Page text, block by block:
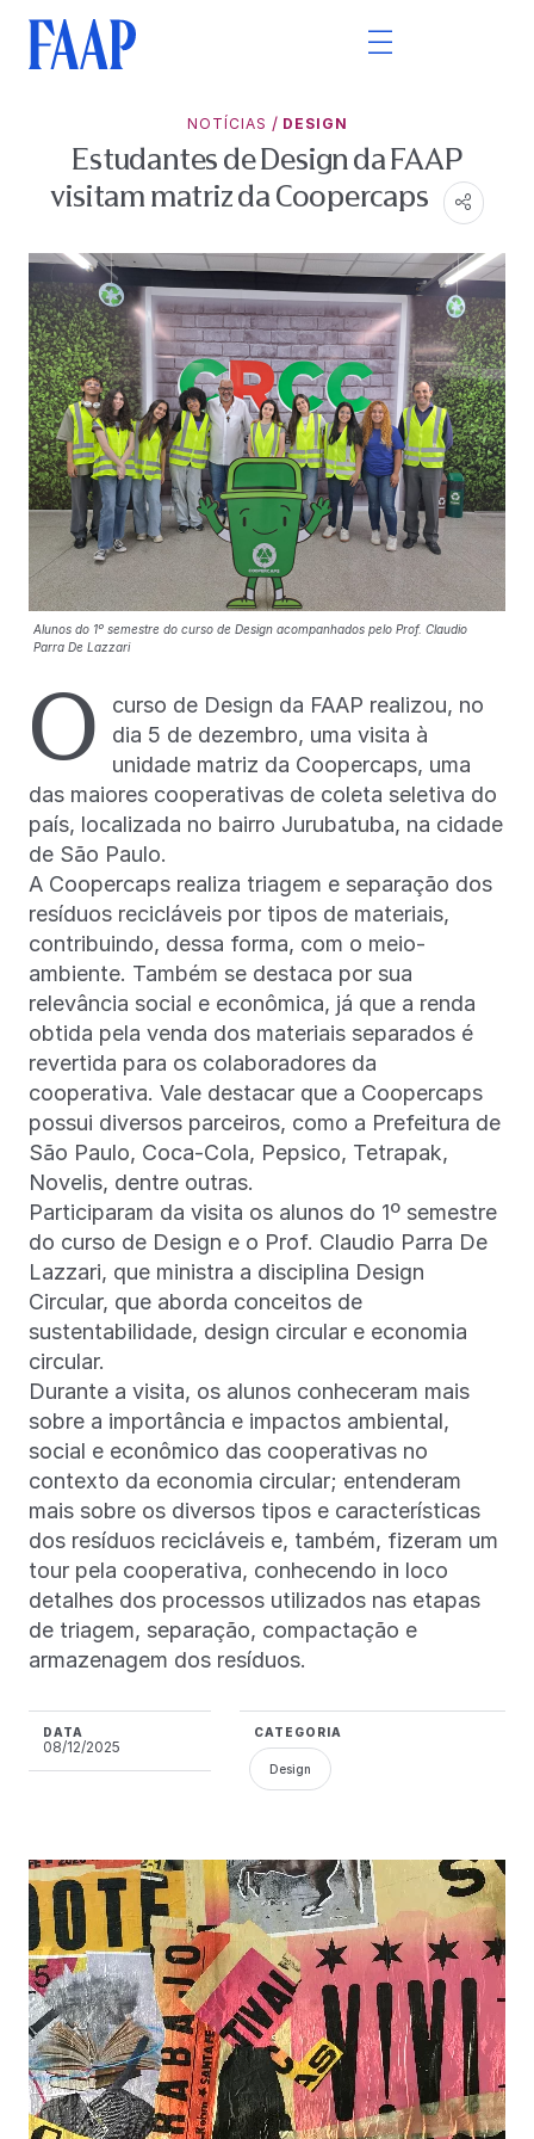
NOTÍCIAS / DESIGN
Estudantes de Design da FAAP
visitam matriz da Coopercaps
Alunos do 1⁠º semestre do curso de Design acompanhados pelo Prof. Claudio
Parra De Lazzari
O
curso de Design da FAAP realizou, no
dia 5 de dezembro, uma visita à
unidade matriz da Coopercaps, uma
das maiores cooperativas de coleta seletiva do
país, localizada no bairro Jurubatuba, na cidade
de São Paulo.
A Coopercaps realiza triagem e separação dos
resíduos recicláveis por tipos de materiais,
contribuindo, dessa forma, com o meio-
ambiente. Também se destaca por sua
relevância social e econômica, já que a renda
obtida pela venda dos materiais separados é
revertida para os colaboradores da
cooperativa. Vale destacar que a Coopercaps
possui diversos parceiros, como a Prefeitura de
São Paulo, Coca-Cola, Pepsico, Tetrapak,
Novelis, dentre outras.
Participaram da visita os alunos do 1⁠º semestre
do curso de Design e o Prof. Claudio Parra De
Lazzari, que ministra a disciplina Design
Circular, que aborda conceitos de
sustentabilidade, design circular e economia
circular.
Durante a visita, os alunos conheceram mais
sobre a importância e impactos ambiental,
social e econômico das cooperativas no
contexto da economia circular; entenderam
mais sobre os diversos tipos e características
dos resíduos recicláveis e, também, fizeram um
tour pela cooperativa, conhecendo in loco
detalhes dos processos utilizados nas etapas
de triagem, separação, compactação e
armazenagem dos resíduos.
DATA
08/12/2025
CATEGORIA
Design